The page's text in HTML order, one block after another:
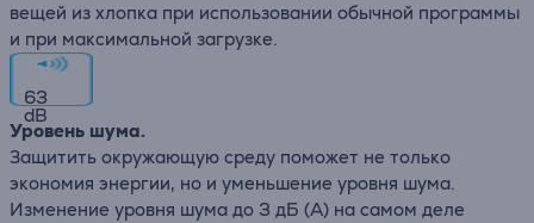
вещей из хлопка при использовании обычной программы
и при максимальной загрузке.
63
dB
Уровень шума.
Защитить окружающую среду поможет не только
экономия энергии, но и уменьшение уровня шума.
Изменение уровня шума до 3 дБ (А) на самом деле